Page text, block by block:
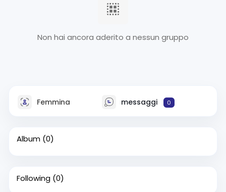
Non hai ancora aderito a nessun gruppo
Femmina messaggi 0
Album (0)
Following (0)